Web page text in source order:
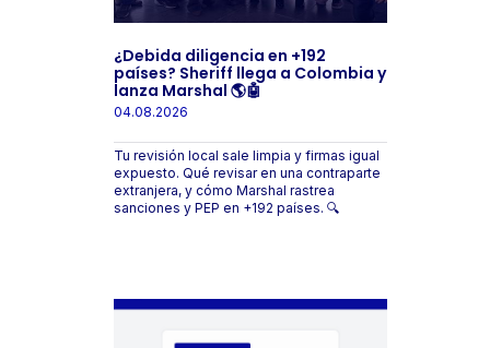
¿Debida diligencia en +192
países? Sheriff llega a Colombia y
lanza Marshal 🌎🤖
04.08.2026
Tu revisión local sale limpia y firmas igual
expuesto. Qué revisar en una contraparte
extranjera, y cómo Marshal rastrea
sanciones y PEP en +192 países. 🔍